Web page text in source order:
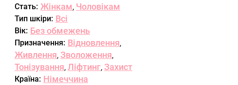
Стать: Жінкам, Чоловікам
Тип шкіри: Всі
Вік: Без обмежень
Призначення: Відновлення,
Живлення, Зволоження,
Тонізування, Ліфтинг, Захист
Країна: Німеччина